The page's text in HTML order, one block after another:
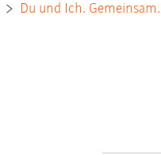
Du und Ich. Gemeinsam.